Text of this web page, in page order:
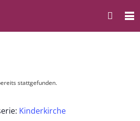
stattgefunden.
Kinderkirche